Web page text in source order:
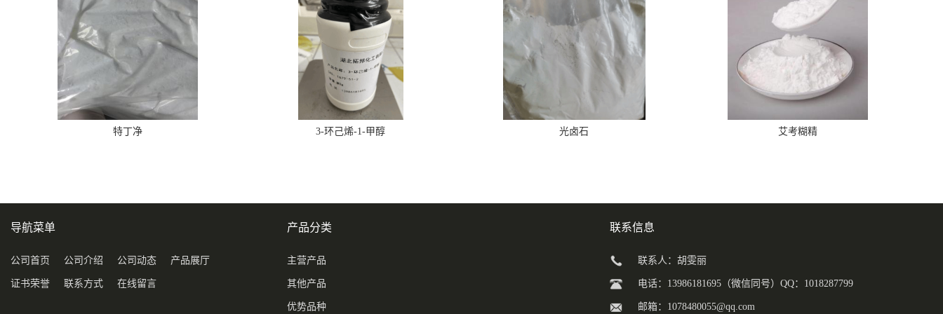
特丁净 3-环己烯-1-甲醇 光卤石 艾考糊精
导航菜单
公司首页 公司介绍 公司动态 产品展厅
证书荣誉 联系方式 在线留言
产品分类
主营产品
其他产品
优势品种
联系信息
联系人：胡雯丽
电话：13986181695（微信同号）QQ：1018287799
邮箱： 1078480055@qq.com